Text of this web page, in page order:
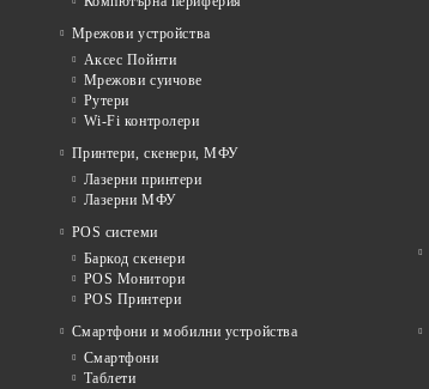
Мрежови устройства
Аксес Пойнти
Мрежови суичове
Рутери
Wi-Fi контролери
Принтери, скенери, МФУ
Лазерни принтери
Лазерни МФУ
POS системи
Баркод скенери
POS Монитори
POS Принтери
Смартфони и мобилни устройства
Смартфони
Таблети